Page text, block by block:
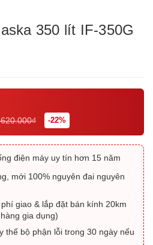
350 lít IF-350G
-22%
điện máy uy tín hơn 15 năm
mới 100% nguyên đai nguyên
giao & lắp đặt bán kính 20km
gia dụng)
thế bộ phận lỗi trong 30 ngày nếu